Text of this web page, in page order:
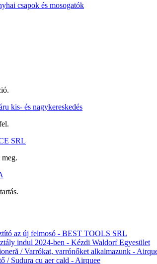
csapok és mosogatók
kis- és nagykereskedés
SRL
az új felmosó - BEST TOOLS SRL
indul 2024-ben - Kézdi Waldorf Egyesület
/ Varrókat, varrónőket alkalmazunk -
/ Sudura cu aer cald - Airquee